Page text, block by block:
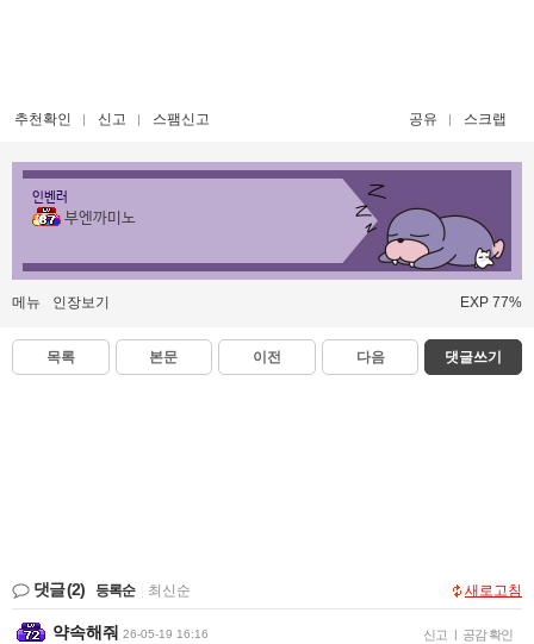
추천확인 신고 스팸신고 공유 스크랩
인벤러
부엔까미노
메뉴 인장보기 EXP 77%
목록 본문 이전 다음 댓글쓰기
댓글(2) 등록순 최신순 새로고침
약속해줘 26-05-19 16:16 신고 | 공감 확인